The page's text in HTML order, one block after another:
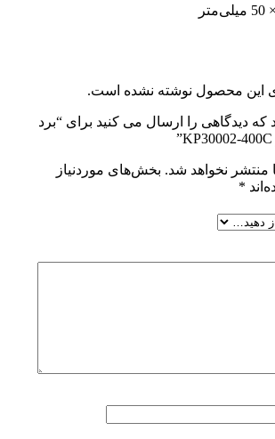
این محصول نوشته نشده است.
که دیدگاهی را ارسال می کنید برای “برد
منتشر نخواهد شد. بخش‌های موردنیاز
*